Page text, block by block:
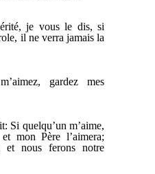
je vous le dis, si
il ne verra jamais la
gardez mes
Si quelqu’un m’aime,
mon Père l’aimera;
et nous ferons notre